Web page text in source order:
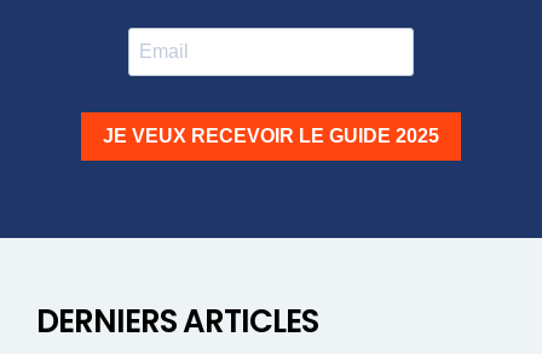
JE VEUX RECEVOIR LE GUIDE 2025
DERNIERS ARTICLES